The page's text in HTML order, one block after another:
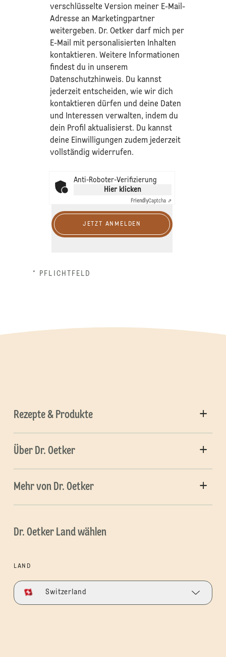
verschlüsselte Version meiner E-Mail-
Adresse an Marketingpartner
weitergeben. Dr. Oetker darf mich per
E-Mail mit personalisierten Inhalten
kontaktieren. Weitere Informationen
findest du in unserem
Datenschutzhinweis. Du kannst
jederzeit entscheiden, wie wir dich
kontaktieren dürfen und deine Daten
und Interessen verwalten, indem du
dein Profil aktualisierst. Du kannst
deine Einwilligungen zudem jederzeit
vollständig widerrufen.
Anti-Roboter-Verifizierung
Hier klicken
FriendlyCaptcha ⇗
JETZT ANMELDEN
* PFLICHTFELD
Rezepte & Produkte
Über Dr. Oetker
Mehr von Dr. Oetker
Dr. Oetker Land wählen
LAND
Switzerland